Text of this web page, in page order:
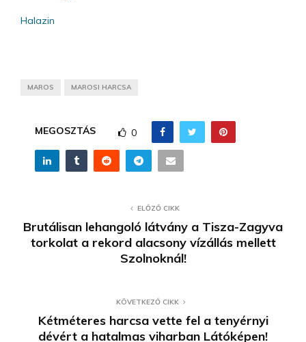
Halazin
MAROS MAROSI HARCSA
MEGOSZTÁS 0
ELŐZŐ CIKK
Brutálisan lehangoló látvány a Tisza-Zagyva
torkolat a rekord alacsony vízállás mellett
Szolnoknál!
KÖVETKEZŐ CIKK
Kétméteres harcsa vette fel a tenyérnyi
dévért a hatalmas viharban Látóképen!